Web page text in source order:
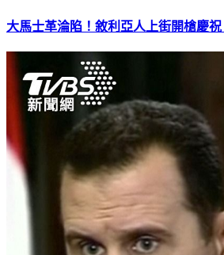
大馬士革淪陷！敘利亞人上街開槍慶